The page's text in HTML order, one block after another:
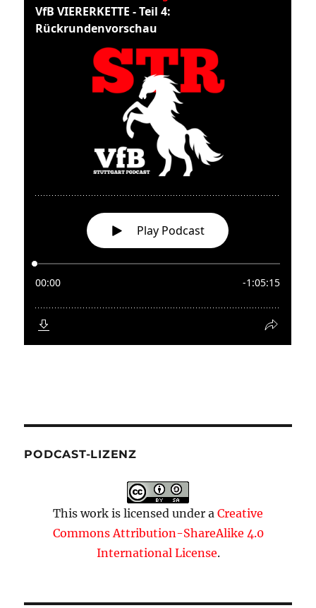
PODCAST-LIZENZ
This work is licensed under a Creative
Commons Attribution-ShareAlike 4.0
International License.